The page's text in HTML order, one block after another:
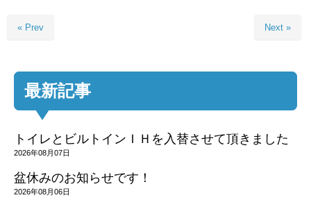
« Prev Next »
最新記事
トイレとビルトインＩＨを入替させて頂きました
2026年08月07日
盆休みのお知らせです！
2026年08月06日